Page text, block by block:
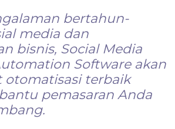
bertahun-
media dan
bisnis, Social Media
Software akan
otomatisasi terbaik
pemasaran Anda